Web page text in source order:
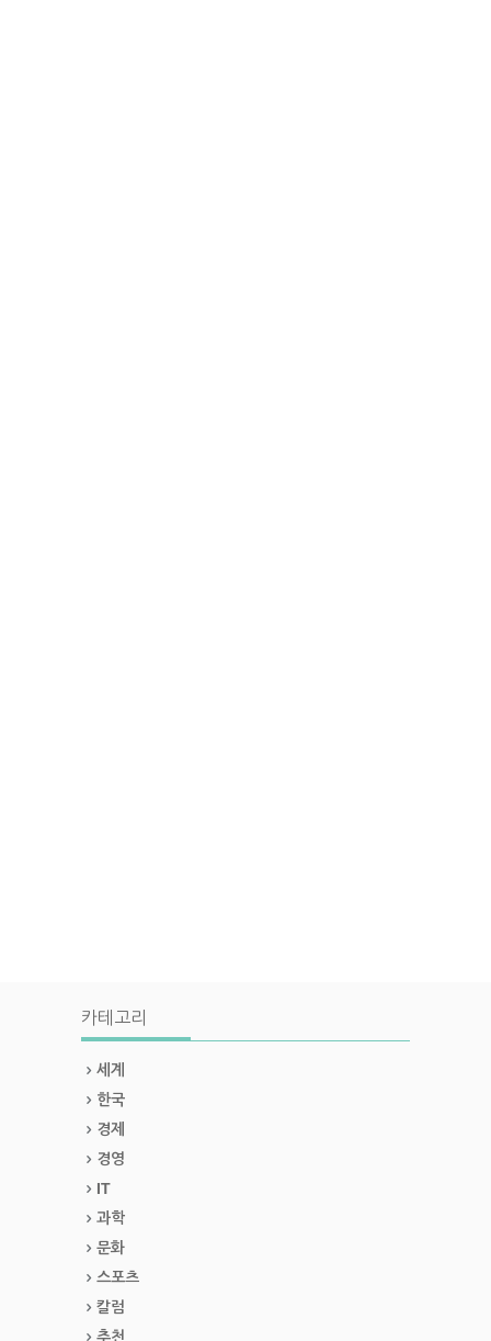
카테고리
세계
한국
경제
경영
IT
과학
문화
스포츠
칼럼
추천